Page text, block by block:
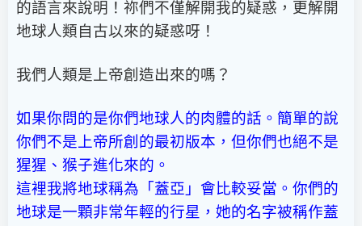
的語言來說明！祢們不僅解開我的疑惑，更解開
地球人類自古以來的疑惑呀！
我們人類是上帝創造出來的嗎？
如果你問的是你們地球人的肉體的話。簡單的說
你們不是上帝所創的最初版本，但你們也絕不是
猩猩、猴子進化來的。
這裡我將地球稱為「蓋亞」會比較妥當。你們的
地球是一顆非常年輕的行星，她的名字被稱作蓋